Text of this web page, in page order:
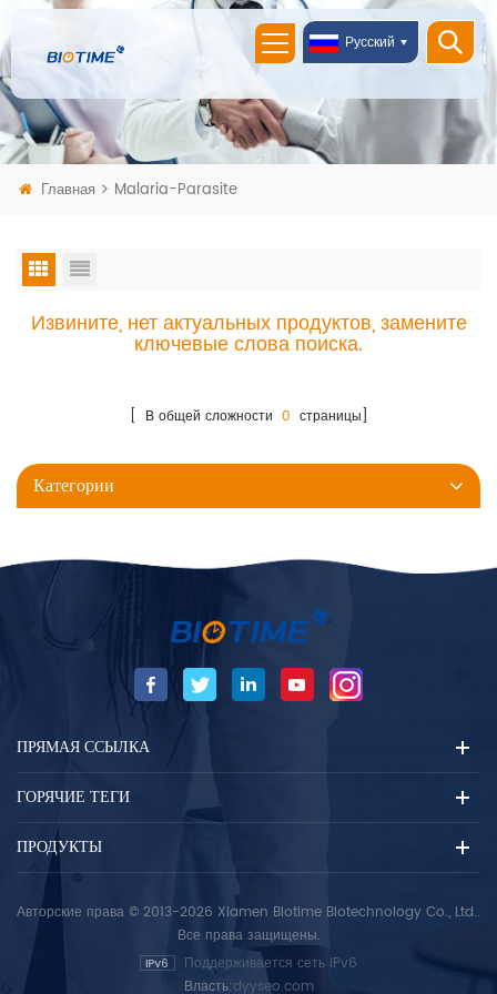
Русский
Главная Malaria-Parasite
Извините, нет актуальных продуктов, замените
ключевые слова поиска.
[ В общей сложности 0 страницы]
Категории
ПРЯМАЯ ССЫЛКА
ГОРЯЧИЕ ТЕГИ
ПРОДУКТЫ
Авторские права © 2013-2026 Xiamen Biotime Biotechnology Co., Ltd..
Все права защищены.
Поддерживается сеть IPv6
Власть:dyyseo.com